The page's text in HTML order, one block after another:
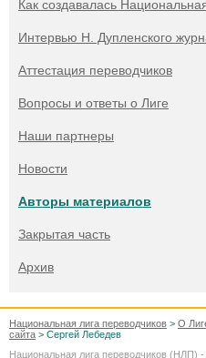
Как создавалась
Интервью Н. Дупленского
Аттестация переводчиков
Вопросы и ответы о Лиге
Наши партнеры
Новости
Авторы материалов
Закрытая часть
Архив
Национальная лига переводчиков > О
сайта > Сергей Лебедев
Национальная лига переводчиков (НЛП)